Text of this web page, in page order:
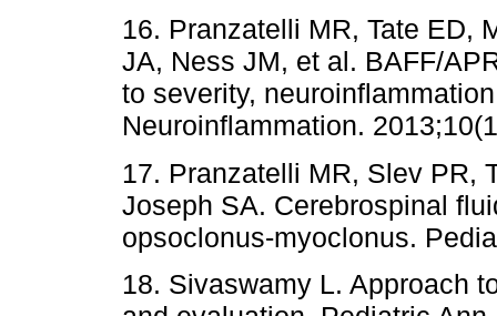
16. Pranzatelli MR, Tate ED,
JA, Ness JM, et al. BAFF/
to severity,
Neuroinflammation.
17. Pranzatelli MR, Slev PR,
Joseph SA. Cerebrospinal
opsoclonus-myoclonus.
18. Sivaswamy L. Approach